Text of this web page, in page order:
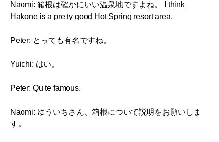
Naomi: 箱根は確かにいい温泉地ですよね。 I think
Hakone is a pretty good Hot Spring resort area.
Peter: とっても有名ですね。
Yuichi: はい。
Peter: Quite famous.
Naomi: ゆういちさん、箱根について説明をお願いしま
す。